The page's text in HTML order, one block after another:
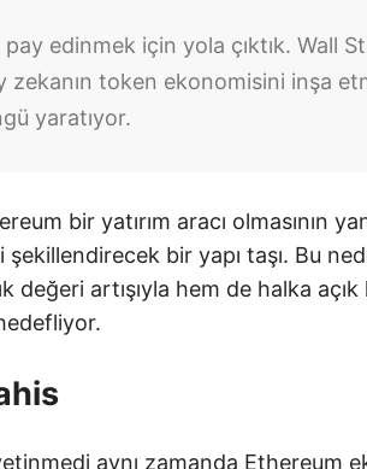
edinmek için yola çıktık. Wall
zekanın token ekonomisini inşa
yaratıyor.
bir yatırım aracı olmasının
bir yapı taşı. Bu
değeri artışıyla hem de halka
aynı zamanda Ethereum